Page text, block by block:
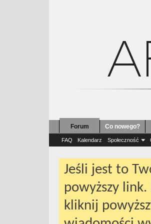
Forum
FAQ Kalendarz Społeczność
Co nowego?
Jeśli jest to
powyższy link.
kliknij